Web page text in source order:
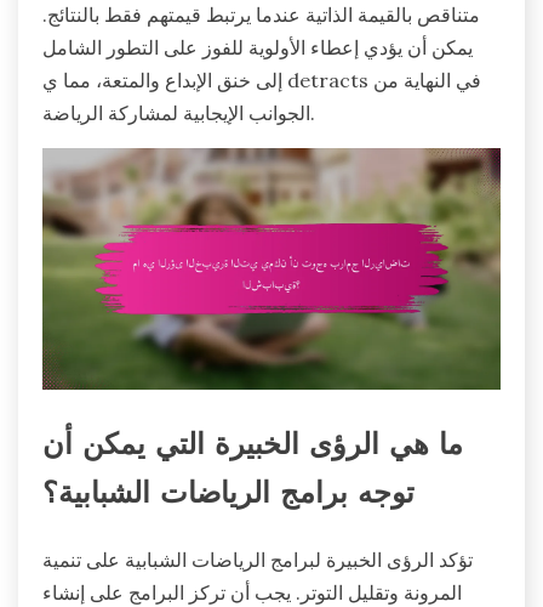
متناقص بالقيمة الذاتية عندما يرتبط قيمتهم فقط بالنتائج.
يمكن أن يؤدي إعطاء الأولوية للفوز على التطور الشامل
إلى خنق الإبداع والمتعة، مما ي detracts في النهاية من
الجوانب الإيجابية لمشاركة الرياضة.
ما هي الرؤى الخبيرة التي يمكن أن
توجه برامج الرياضات الشبابية؟
تؤكد الرؤى الخبيرة لبرامج الرياضات الشبابية على تنمية
المرونة وتقليل التوتر. يجب أن تركز البرامج على إنشاء